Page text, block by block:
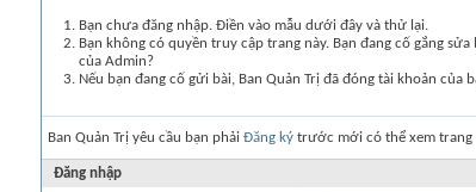
Bạn chưa đăng nhập. Điền vào mẫu dưới đây và thử lại.
Bạn không có quyền truy cập trang này. Bạn đang cố gắng
của Admin?
Nếu bạn đang cố gửi bài, Ban Quản Trị đã đóng tài khoản của
Ban Quản Trị yêu cầu bạn phải Đăng ký trước mới có thể xem trang
Đăng nhập